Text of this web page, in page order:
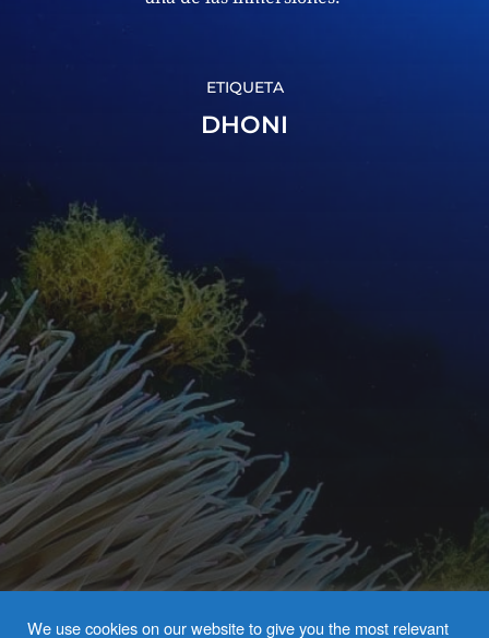
ETIQUETA
DHONI
We use cookies on our website to give you the most relevant